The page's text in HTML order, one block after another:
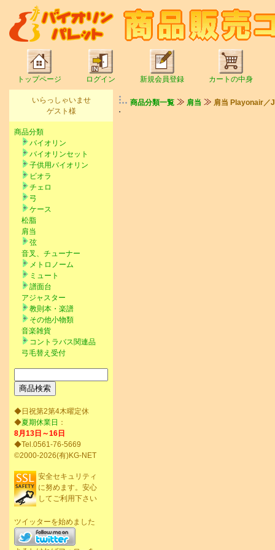
トップページ ログイン 新規会員登録 カートの中身
いらっしゃいませ
ゲスト様
商品分類
バイオリン
バイオリンセット
子供用バイオリン
ビオラ
チェロ
弓
ケース
松脂
肩当
弦
音叉、チューナー
メトロノーム
ミュート
譜面台
アジャスター
教則本・楽譜
その他小物類
音楽雑貨
コントラバス関連品
弓毛替え受付
◆日祝第2第4木曜定休
◆夏期休業日 ：
8月13日～16日
◆Tel.0561-76-5669
©2000-2026(有)KG-NET
安全セキュリティ
に努めます。安心
してご利用下さい
ツイッターを始めました
商品分類一覧 肩当 肩当 Playonair／